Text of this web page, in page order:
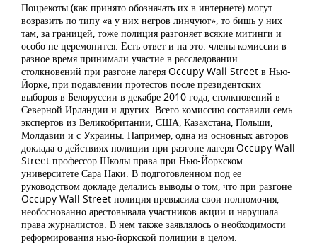
Поцрекоты (как принято обозначать их в интернете) могут
возразить по типу «а у них негров линчуют», то бишь у них
там, за границей, тоже полиция разгоняет всякие митинги и
особо не церемонится. Есть ответ и на это: члены комиссии в
разное время принимали участие в расследовании
столкновений при разгоне лагеря Occupy Wall Street в Нью-
Йорке, при подавлении протестов после президентских
выборов в Белоруссии в декабре 2010 года, столкновений в
Северной Ирландии и других. Всего комиссию составили семь
экспертов из Великобритании, США, Казахстана, Польши,
Молдавии и с Украины. Например, одна из основных авторов
доклада о действиях полиции при разгоне лагеря Occupy Wall
Street профессор Школы права при Нью-Йоркском
университете Сара Наки. В подготовленном под ее
руководством докладе делались выводы о том, что при разгоне
Occupy Wall Street полиция превысила свои полномочия,
необоснованно арестовывала участников акции и нарушала
права журналистов. В нем также заявлялось о необходимости
реформирования нью-йоркской полиции в целом.